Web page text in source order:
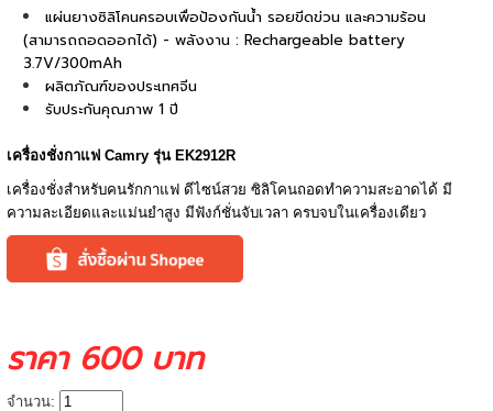
แผ่นยางซิลิโคนครอบเพื่อป้องกันน้ำ รอยขีดข่วน และความร้อน
(สามารถถอดออกได้) - พลังงาน : Rechargeable battery
3.7V/300mAh
ผลิตภัณฑ์ของประเทศจีน
รับประกันคุณภาพ 1 ปี
เครื่องชั่งกาแฟ Camry รุ่น EK2912R
เครื่องชั่งสำหรับคนรักกาแฟ ดีไซน์สวย ซิลิโคนถอดทำความสะอาดได้ มี
ความละเอียดและแม่นยำสูง มีฟังก์ชั่นจับเวลา ครบจบในเครื่องเดียว
ราคา 600 บาท
จำนวน: